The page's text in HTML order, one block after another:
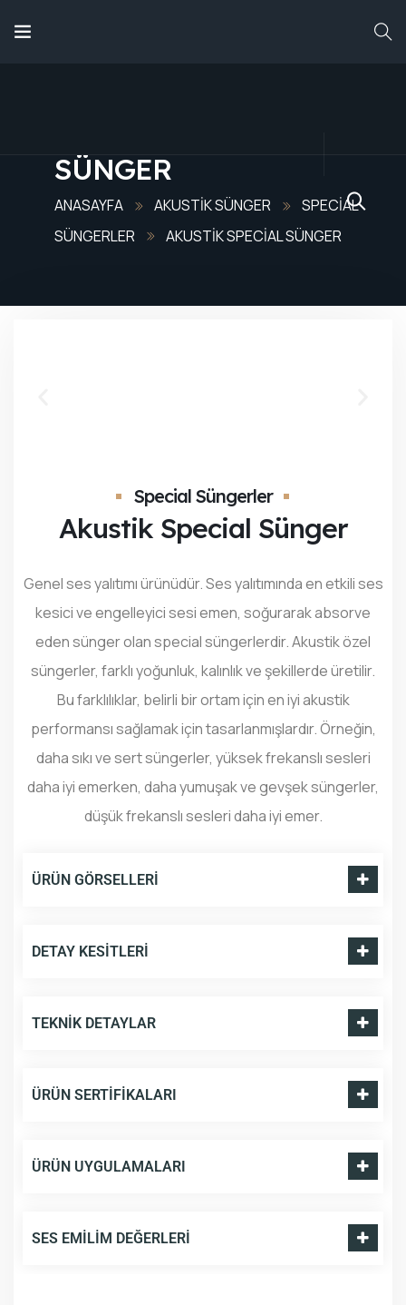
HIZMETLERIMIZ
SÜNGER
ANASAYFA AKUSTIK SÜNGER
SPECIAL
SÜNGERLER
AKUSTIK SPECIAL SÜNGER
Special Süngerler
Akustik Special Sünger
Genel ses yalıtımı ürünüdür. Ses yalıtımında en etkili ses
kesici ve engelleyici sesi emen, soğurarak absorve
eden sünger olan special süngerlerdir. Akustik özel
süngerler, farklı yoğunluk, kalınlık ve şekillerde üretilir.
Bu farklılıklar, belirli bir ortam için en iyi akustik
performansı sağlamak için tasarlanmışlardır. Örneğin,
daha sıkı ve sert süngerler, yüksek frekanslı sesleri
daha iyi emerken, daha yumuşak ve gevşek süngerler,
düşük frekanslı sesleri daha iyi emer.
ÜRÜN GÖRSELLERI
DETAY KESITLERI
TEKNIK DETAYLAR
ÜRÜN SERTIFIKALARI
ÜRÜN UYGULAMALARI
SES EMILIM DEĞERLERI